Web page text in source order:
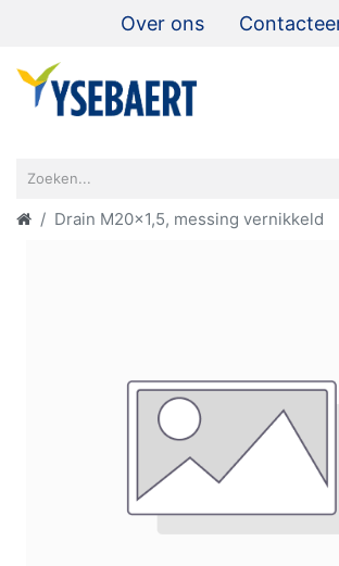
Over ons
Drain M20x1,5, messing vernikkeld